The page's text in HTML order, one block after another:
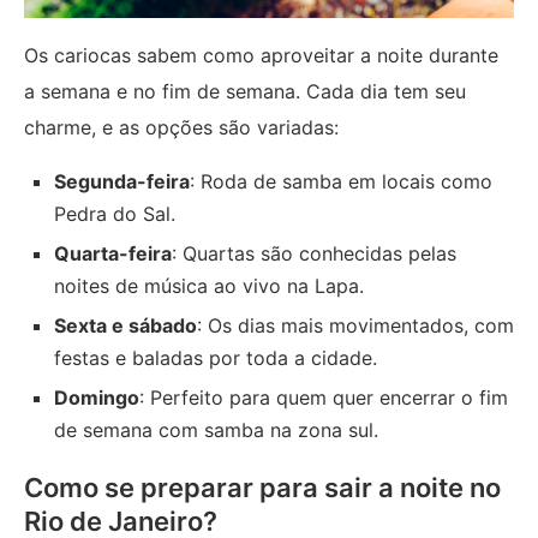
Os cariocas sabem como aproveitar a noite durante
a semana e no fim de semana. Cada dia tem seu
charme, e as opções são variadas:
Segunda-feira: Roda de samba em locais como
Pedra do Sal.
Quarta-feira: Quartas são conhecidas pelas
noites de música ao vivo na Lapa.
Sexta e sábado: Os dias mais movimentados, com
festas e baladas por toda a cidade.
Domingo: Perfeito para quem quer encerrar o fim
de semana com samba na zona sul.
Como se preparar para sair a noite no
Rio de Janeiro?